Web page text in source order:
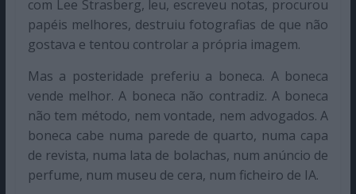
com Lee Strasberg, leu, escreveu notas, procurou
papéis melhores, destruiu fotografias de que não
gostava e tentou controlar a própria imagem.
Mas a posteridade preferiu a boneca. A boneca
vende melhor. A boneca não contradiz. A boneca
não tem método, nem vontade, nem advogados. A
boneca cabe numa parede de quarto, numa capa
de revista, numa lata de bolachas, num anúncio de
perfume, num museu de cera, num ficheiro de IA.